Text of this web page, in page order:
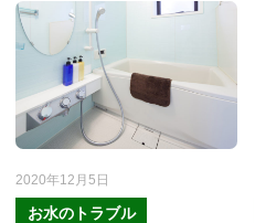
2020年12月5日
お水のトラブル